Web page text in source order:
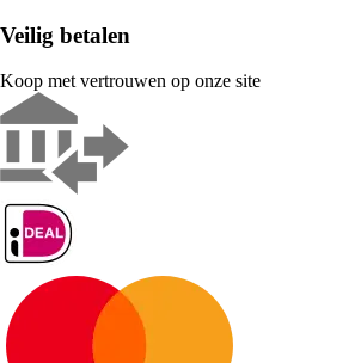
Veilig betalen
Koop met vertrouwen op onze site